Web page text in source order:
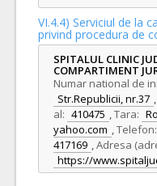
VI.4.4) Serviciul de la
privind procedura de
SPITALUL CLINIC
COMPARTIMENT
Numar national de
Str.Republicii, nr.37 ,
al: 410475 ,Tara:
yahoo.com ,Telefon:
417169 ,Adresa
https://